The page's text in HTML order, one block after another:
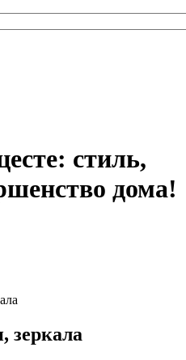
стиль,
дома!
зеркала